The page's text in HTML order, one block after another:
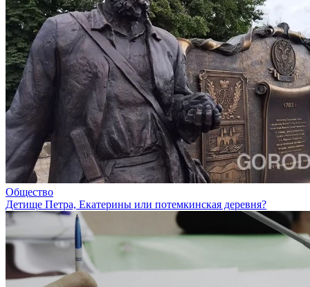
Общество
Детище Петра, Екатерины или потемкинская деревня?